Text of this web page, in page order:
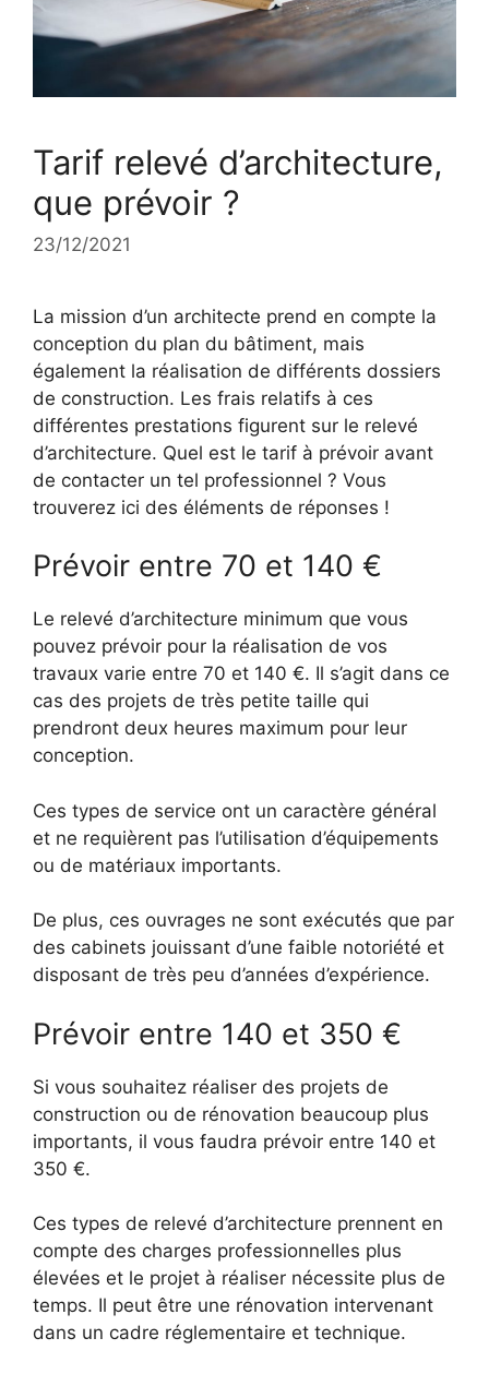
Tarif relevé d’architecture,
que prévoir ?
23/12/2021
La mission d’un architecte prend en compte la
conception du plan du bâtiment, mais
également la réalisation de différents dossiers
de construction. Les frais relatifs à ces
différentes prestations figurent sur le relevé
d’architecture. Quel est le tarif à prévoir avant
de contacter un tel professionnel ? Vous
trouverez ici des éléments de réponses !
Prévoir entre 70 et 140 €
Le relevé d’architecture minimum que vous
pouvez prévoir pour la réalisation de vos
travaux varie entre 70 et 140 €. Il s’agit dans ce
cas des projets de très petite taille qui
prendront deux heures maximum pour leur
conception.
Ces types de service ont un caractère général
et ne requièrent pas l’utilisation d’équipements
ou de matériaux importants.
De plus, ces ouvrages ne sont exécutés que par
des cabinets jouissant d’une faible notoriété et
disposant de très peu d’années d’expérience.
Prévoir entre 140 et 350 €
Si vous souhaitez réaliser des projets de
construction ou de rénovation beaucoup plus
importants, il vous faudra prévoir entre 140 et
350 €.
Ces types de relevé d’architecture prennent en
compte des charges professionnelles plus
élevées et le projet à réaliser nécessite plus de
temps. Il peut être une rénovation intervenant
dans un cadre réglementaire et technique.